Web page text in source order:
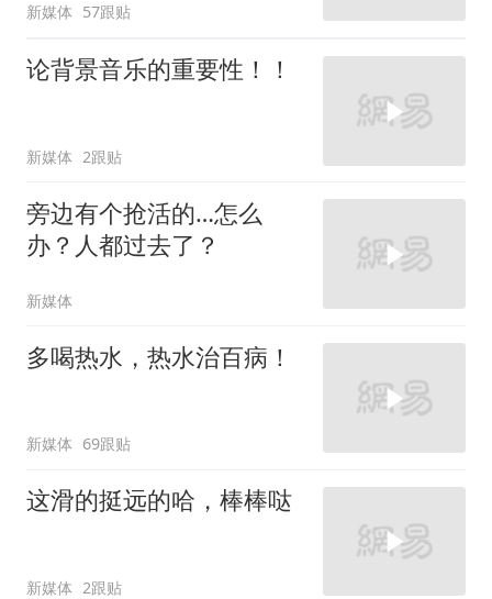
新媒体 57跟贴
论背景音乐的重要性！！
新媒体 2跟贴
旁边有个抢活的…怎么
办？人都过去了？
新媒体
多喝热水，热水治百病！
新媒体 69跟贴
这滑的挺远的哈，棒棒哒
新媒体 2跟贴